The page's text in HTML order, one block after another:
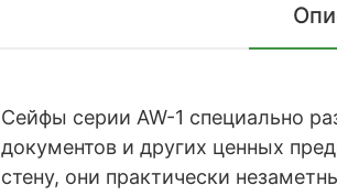
Сейфы серии AW-1 специально
документов и других ценных
стену, они практически